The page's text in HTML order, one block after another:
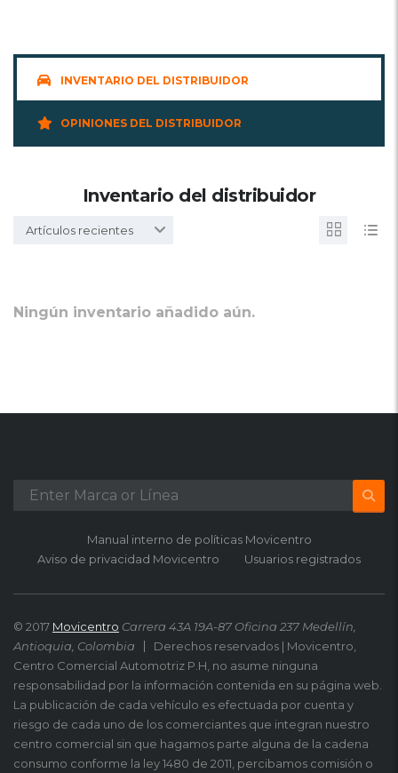
INVENTARIO DEL DISTRIBUIDOR
OPINIONES DEL DISTRIBUIDOR
Inventario del distribuidor
Artículos recientes
Ningún inventario añadido aún.
Manual interno de políticas Movicentro
Aviso de privacidad Movicentro
Usuarios registrados
© 2017 Movicentro Carrera 43A 19A-87 Oficina 237 Medellín,
Antioquia, Colombia
Derechos reservados | Movicentro,
Centro Comercial Automotriz P.H, no asume ninguna
responsabilidad por la información contenida en su página web.
La publicación de cada vehículo es efectuada por cuenta y
riesgo de cada uno de los comerciantes que integran nuestro
centro comercial sin que hagamos parte alguna de la cadena
consumo conforme la ley 1480 de 2011, percibamos comisión o